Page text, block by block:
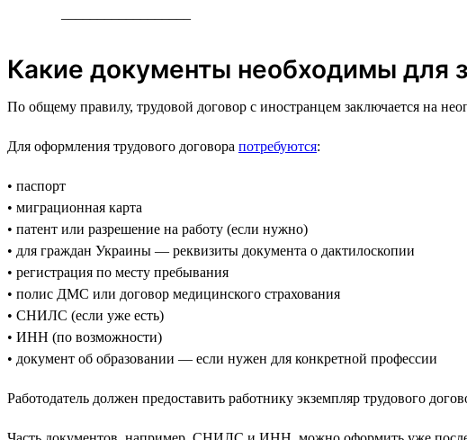
Какие документы необходимы для
По общему правилу, трудовой договор с иностранцем заключается на
Для оформления трудового договора потребуются:
• паспорт
• миграционная карта
• патент или разрешение на работу (если нужно)
• для граждан Украины — реквизиты документа о дактилоскопии
• регистрация по месту пребывания
• полис ДМС или договор медицинского страхования
• СНИЛС (если уже есть)
• ИНН (по возможности)
• документ об образовании — если нужен для конкретной профессии
Работодатель должен предоставить работнику экземпляр трудового